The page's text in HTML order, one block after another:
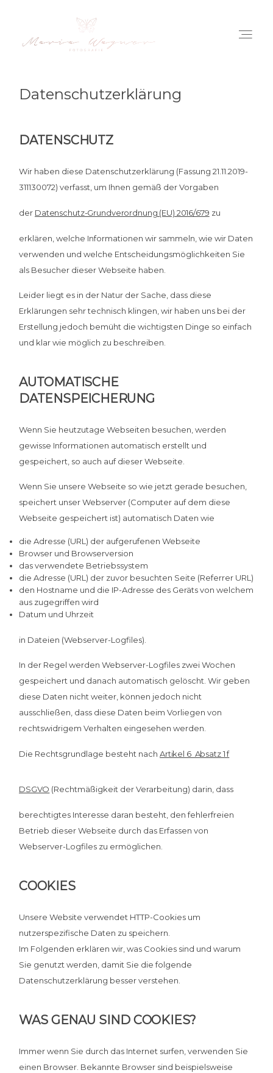
Datenschutzerklärung
DATENSCHUTZ
Wir haben diese Datenschutzerklärung (Fassung 21.11.2019-
311130072) verfasst, um Ihnen gemäß der Vorgaben
der Datenschutz-Grundverordnung (EU) 2016/679 zu
erklären, welche Informationen wir sammeln, wie wir Daten
verwenden und welche Entscheidungsmöglichkeiten Sie
als Besucher dieser Webseite haben.
Leider liegt es in der Natur der Sache, dass diese
Erklärungen sehr technisch klingen, wir haben uns bei der
Erstellung jedoch bemüht die wichtigsten Dinge so einfach
und klar wie möglich zu beschreiben.
AUTOMATISCHE
DATENSPEICHERUNG
Wenn Sie heutzutage Webseiten besuchen, werden
gewisse Informationen automatisch erstellt und
gespeichert, so auch auf dieser Webseite.
Wenn Sie unsere Webseite so wie jetzt gerade besuchen,
speichert unser Webserver (Computer auf dem diese
Webseite gespeichert ist) automatisch Daten wie
die Adresse (URL) der aufgerufenen Webseite
Browser und Browserversion
das verwendete Betriebssystem
die Adresse (URL) der zuvor besuchten Seite (Referrer URL)
den Hostname und die IP-Adresse des Geräts von welchem
aus zugegriffen wird
Datum und Uhrzeit
in Dateien (Webserver-Logfiles).
In der Regel werden Webserver-Logfiles zwei Wochen
gespeichert und danach automatisch gelöscht. Wir geben
diese Daten nicht weiter, können jedoch nicht
ausschließen, dass diese Daten beim Vorliegen von
rechtswidrigem Verhalten eingesehen werden.
Die Rechtsgrundlage besteht nach Artikel 6 Absatz 1 f
DSGVO (Rechtmäßigkeit der Verarbeitung) darin, dass
berechtigtes Interesse daran besteht, den fehlerfreien
Betrieb dieser Webseite durch das Erfassen von
Webserver-Logfiles zu ermöglichen.
COOKIES
Unsere Website verwendet HTTP-Cookies um
nutzerspezifische Daten zu speichern.
Im Folgenden erklären wir, was Cookies sind und warum
Sie genutzt werden, damit Sie die folgende
Datenschutzerklärung besser verstehen.
WAS GENAU SIND COOKIES?
Immer wenn Sie durch das Internet surfen, verwenden Sie
einen Browser. Bekannte Browser sind beispielsweise
Meine Arbeiten
Das bin ich
Preise
FAQ
Kontakt